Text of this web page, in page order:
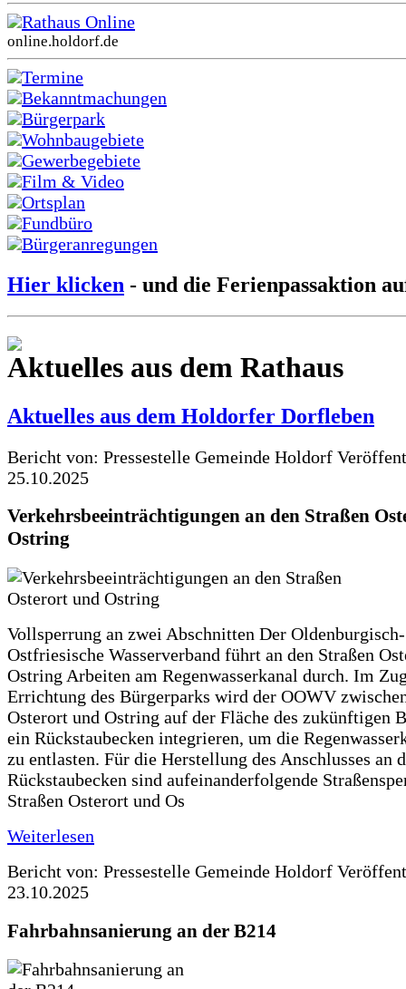
Rathaus Online
online.holdorf.de
Termine
Bekanntmachungen
Bürgerpark
Wohnbaugebiete
Gewerbegebiete
Film & Video
Ortsplan
Fundbüro
Bürgeranregungen
Hier klicken - und die Ferienpassaktion
Aktuelles aus dem Rathaus
Aktuelles aus dem Holdorfer Dorfleben
Bericht von: Pressestelle Gemeinde Holdorf
25.10.2025
Verkehrsbeeinträchtigungen an den Straßen
Ostring
Vollsperrung an zwei Abschnitten Der Oldenburgisch-
Ostfriesische Wasserverband führt an den Straßen
Ostring Arbeiten am Regenwasserkanal durch. Im
Errichtung des Bürgerparks wird der OOWV
Osterort und Ostring auf der Fläche des zukünftigen
ein Rückstaubecken integrieren, um die
zu entlasten. Für die Herstellung des Anschlusses an
Rückstaubecken sind aufeinanderfolgende
Straßen Osterort und Os
Weiterlesen
Bericht von: Pressestelle Gemeinde Holdorf
23.10.2025
Fahrbahnsanierung an der B214